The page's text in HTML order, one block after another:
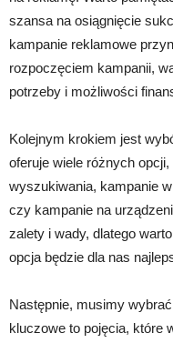
szansa na osiągnięcie
kampanie reklamowe
rozpoczęciem kampanii,
potrzeby i możliwości
Kolejnym krokiem jest
oferuje wiele różnych
wyszukiwania, kampanie
czy kampanie na
zalety i wady, dlatego
opcja będzie dla nas
Następnie, musimy
kluczowe to pojęcia, które